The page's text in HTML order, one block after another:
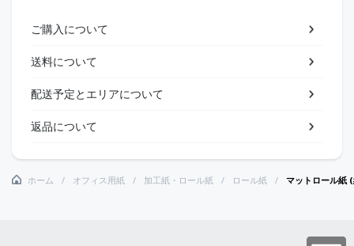
ご購入について
送料について
配送予定とエリアについて
返品について
ホーム オフィス用紙 加工紙・ロール紙 ロール紙 マットロール紙